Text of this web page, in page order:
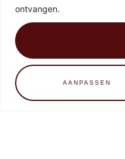
ontvangen.
AANPASSEN